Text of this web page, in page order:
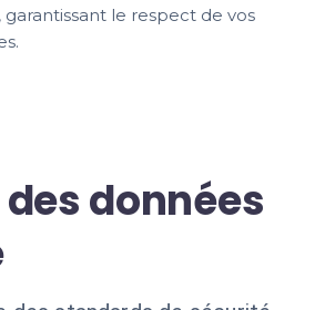
le respect de vos
données